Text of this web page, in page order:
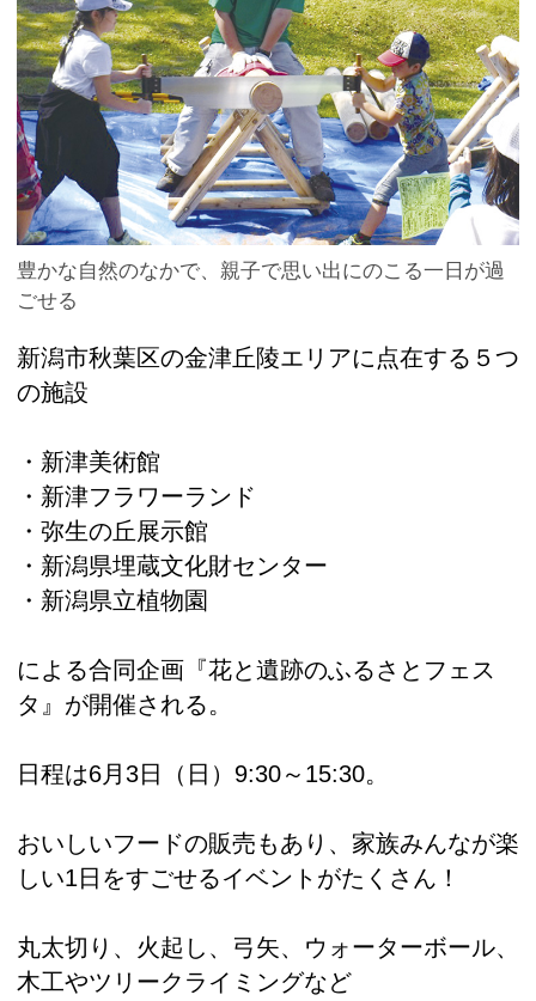
豊かな自然のなかで、親子で思い出にのこる一日が過
ごせる
新潟市秋葉区の金津丘陵エリアに点在する５つ
の施設
・新津美術館
・新津フラワーランド
・弥生の丘展示館
・新潟県埋蔵文化財センター
・新潟県立植物園
による合同企画『花と遺跡のふるさとフェス
タ』が開催される。
日程は6月3日（日）9:30～15:30。
おいしいフードの販売もあり、家族みんなが楽
しい1日をすごせるイベントがたくさん！
丸太切り、火起し、弓矢、ウォーターボール、
木工やツリークライミングなど